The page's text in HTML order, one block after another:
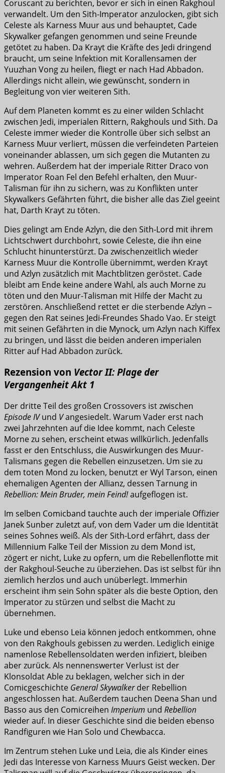
Coruscant zu berichten, bevor er sich in einen Rakghoul
verwandelt. Um den Sith-Imperator anzulocken, gibt sich
Celeste als Karness Muur aus und behauptet, Cade
Skywalker gefangen genommen und seine Freunde
getötet zu haben. Da Krayt die Kräfte des Jedi dringend
braucht, um seine Infektion mit Korallensamen der
Yuuzhan Vong zu heilen, fliegt er nach Had Abbadon.
Allerdings nicht allein, wie gewünscht, sondern in
Begleitung von vier weiteren Sith.
Auf dem Planeten kommt es zu einer wilden Schlacht
zwischen Jedi, imperialen Rittern, Rakghouls und Sith. Da
Celeste immer wieder die Kontrolle über sich selbst an
Karness Muur verliert, müssen die verfeindeten Parteien
voneinander ablassen, um sich gegen die Mutanten zu
wehren. Außerdem hat der imperiale Ritter Draco von
Imperator Roan Fel den Befehl erhalten, den Muur-
Talisman für ihn zu sichern, was zu Konflikten unter
Skywalkers Gefährten führt, die bisher alle das Ziel geeint
hat, Darth Krayt zu töten.
Dies gelingt am Ende Azlyn, die den Sith-Lord mit ihrem
Lichtschwert durchbohrt, sowie Celeste, die ihn eine
Schlucht hinunterstürzt. Da zwischenzeitlich wieder
Karness Muur die Kontrolle übernimmt, werden Krayt
und Azlyn zusätzlich mit Machtblitzen geröstet. Cade
bleibt am Ende keine andere Wahl, als auch Morne zu
töten und den Muur-Talisman mit Hilfe der Macht zu
zerstören. Anschließend rettet er die sterbende Azlyn –
gegen den Rat seines Jedi-Freundes Shado Vao. Er steigt
mit seinen Gefährten in die Mynock, um Azlyn nach Kiffex
zu bringen, und lässt die beiden anderen imperialen
Ritter auf Had Abbadon zurück.
Rezension von Vector II: Plage der
Vergangenheit Akt 1
Der dritte Teil des großen Crossovers ist zwischen
Episode IVund Vangesiedelt. Warum Vader erst nach
zwei Jahrzehnten auf die Idee kommt, nach Celeste
Morne zu sehen, erscheint etwas willkürlich. Jedenfalls
fasst er den Entschluss, die Auswirkungen des Muur-
Talismans gegen die Rebellen einzusetzen. Um sie zu
dem toten Mond zu locken, benutzt er Wyl Tarson, einen
ehemaligen Agenten der Allianz, dessen Tarnung in
Rebellion: Mein Bruder, mein Feind!aufgeflogen ist.
Im selben Comicband tauchte auch der imperiale Offizier
Janek Sunber zuletzt auf, von dem Vader um die Identität
seines Sohnes weiß. Als der Sith-Lord erfährt, dass der
Millennium Falke Teil der Mission zu dem Mond ist,
zögert er nicht, Luke zu opfern, um die Rebellenflotte mit
der Rakghoul-Seuche zu überziehen. Das ist selbst für ihn
ziemlich herzlos und auch unüberlegt. Immerhin
erscheint ihm sein Sohn später als die beste Option, den
Imperator zu stürzen und selbst die Macht zu
übernehmen.
Luke und ebenso Leia können jedoch entkommen, ohne
von den Rakghouls gebissen zu werden. Lediglich einige
namenlose Rebellensoldaten werden infiziert, bleiben
aber zurück. Als nennenswerter Verlust ist der
Klonsoldat Able zu beklagen, welcher sich in der
Comicgeschichte General Skywalkerder Rebellion
angeschlossen hat. Außerdem tauchen Deena Shan und
Basso aus den Comicreihen Imperium und Rebellion
wieder auf. In dieser Geschichte sind die beiden ebenso
Randfiguren wie Han Solo und Chewbacca.
Im Zentrum stehen Luke und Leia, die als Kinder eines
Jedi das Interesse von Karness Muurs Geist wecken. Der